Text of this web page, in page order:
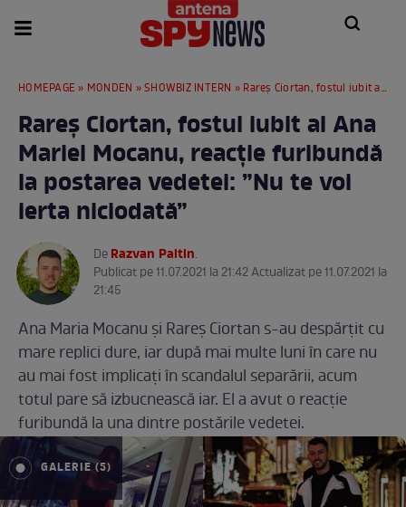
HOMEPAGE » MONDEN »SHOWBIZ INTERN » Rareș Ciortan, fostul iubit al Ana Mariei Mocanu, reacție furibundă la postarea vedetei: ”Nu te voi ierta niciodată”
Rareș Ciortan, fostul iubit al Ana
Mariei Mocanu, reacție furibundă
la postarea vedetei: ”Nu te voi
ierta niciodată”
DeRazvan Paltin.
Publicat pe 11.07.2021 la 21:42 Actualizat pe 11.07.2021 la
21:45
Ana Maria Mocanu și Rareș Ciortan s-au despărțit cu
mare replici dure, iar după mai multe luni în care nu
au mai fost implicați în scandalul separării, acum
totul pare să izbucnească iar. El a avut o reacție
furibundă la una dintre postările vedetei.
GALERIE (5)